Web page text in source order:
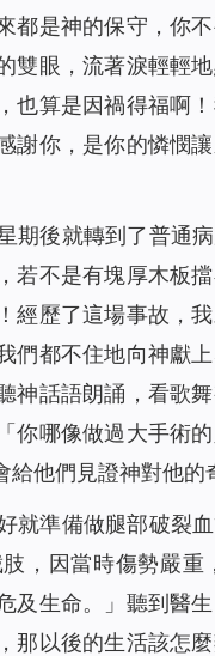
都是神的保守，你
雙眼，流著淚輕輕
也算是因禍得福啊
謝你，是你的憐憫
期後就轉到了普通
若不是有塊厚木板
歷了這場事故，
們都不住地向神獻
神話語朗誦，看歌
你哪像做過大手術
他們見證神對他的
就準備做腿部破裂
，因當時傷勢嚴
及生命。」聽到醫
那以後的生活該怎